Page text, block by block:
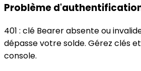
Problème
401 : clé Bearer absente ou
dépasse votre solde. Gérez clés
console.